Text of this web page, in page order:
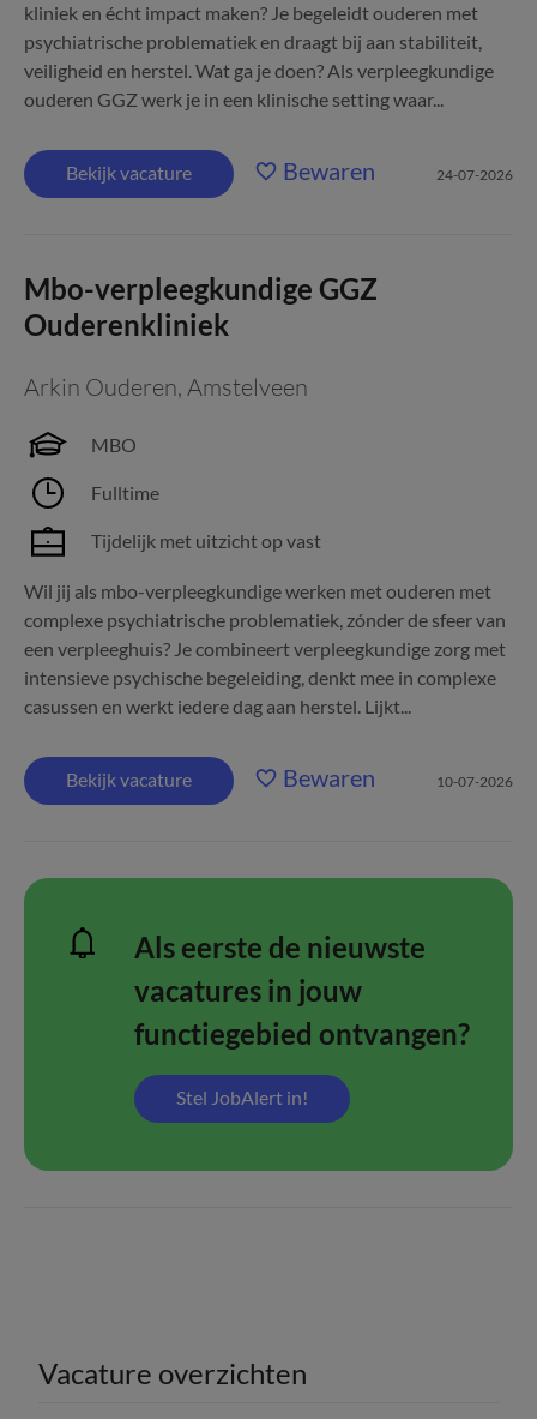
kliniek en écht impact maken? Je begeleidt ouderen met
psychiatrische problematiek en draagt bij aan stabiliteit,
veiligheid en herstel. Wat ga je doen? Als verpleegkundige
ouderen GGZ werk je in een klinische setting waar...
Bekijk vacature Bewaren 24-07-2026
Mbo-verpleegkundige GGZ
Ouderenkliniek
Arkin Ouderen, Amstelveen
MBO
Fulltime
Tijdelijk met uitzicht op vast
Wil jij als mbo-verpleegkundige werken met ouderen met
complexe psychiatrische problematiek, zónder de sfeer van
een verpleeghuis? Je combineert verpleegkundige zorg met
intensieve psychische begeleiding, denkt mee in complexe
casussen en werkt iedere dag aan herstel. Lijkt...
Bekijk vacature Bewaren 10-07-2026
Als eerste de nieuwste
vacatures in jouw
functiegebied ontvangen?
Stel JobAlert in!
Vacature overzichten